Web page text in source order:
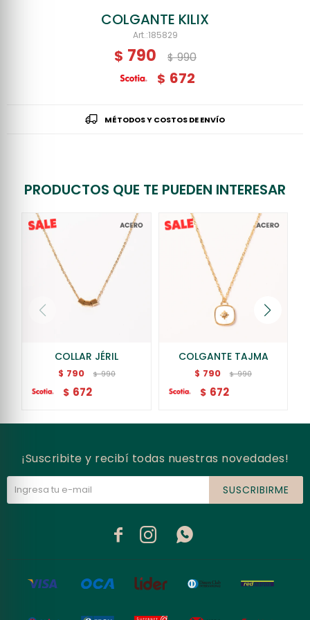
COLGANTE KILIX
185829
$ 790 $ 990
$ 672
MÉTODOS Y COSTOS DE ENVÍO
PRODUCTOS QUE TE PUEDEN INTERESAR
COLLAR JÉRIL
$ 790 $ 990
$ 672
COLGANTE TAJMA
$ 790 $ 990
$ 672
¡Suscribite y recibí todas nuestras novedades!
SUSCRIBIRME
  